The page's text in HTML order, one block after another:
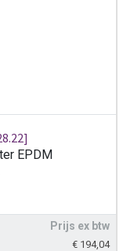
EPDM
Prijs ex btw
€ 194,04